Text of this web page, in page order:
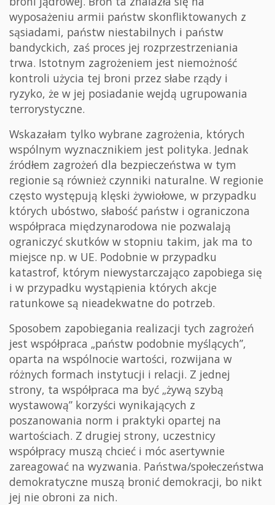
wyposażeniu armii państw skonfliktowanych z
sąsiadami, państw niestabilnych i państw
bandyckich, zaś proces jej rozprzestrzeniania
trwa. Istotnym zagrożeniem jest niemożność
kontroli użycia tej broni przez słabe rządy i
ryzyko, że w jej posiadanie wejdą ugrupowania
terrorystyczne.
Wskazałam tylko wybrane zagrożenia, których
wspólnym wyznacznikiem jest polityka. Jednak
źródłem zagrożeń dla bezpieczeństwa w tym
regionie są również czynniki naturalne. W regionie
często występują klęski żywiołowe, w przypadku
których ubóstwo, słabość państw i ograniczona
współpraca międzynarodowa nie pozwalają
ograniczyć skutków w stopniu takim, jak ma to
miejsce np. w UE. Podobnie w przypadku
katastrof, którym niewystarczająco zapobiega się
i w przypadku wystąpienia których akcje
ratunkowe są nieadekwatne do potrzeb.
Sposobem zapobiegania realizacji tych zagrożeń
jest współpraca „państw podobnie myślących”,
oparta na wspólnocie wartości, rozwijana w
różnych formach instytucji i relacji. Z jednej
strony, ta współpraca ma być „żywą szybą
wystawową” korzyści wynikających z
poszanowania norm i praktyki opartej na
wartościach. Z drugiej strony, uczestnicy
współpracy muszą chcieć i móc asertywnie
zareagować na wyzwania. Państwa/społeczeństwa
demokratyczne muszą bronić demokracji, bo nikt
jej nie obroni za nich.